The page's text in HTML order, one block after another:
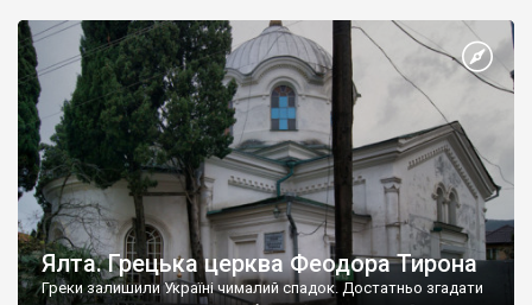
Ялта. Грецька церква Феодора Тирона
Греки залишили Україні чималий спадок. Достатньо згадати